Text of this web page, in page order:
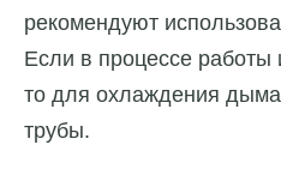
рекомендуют
Если в процессе работы
то для охлаждения дыма
трубы.